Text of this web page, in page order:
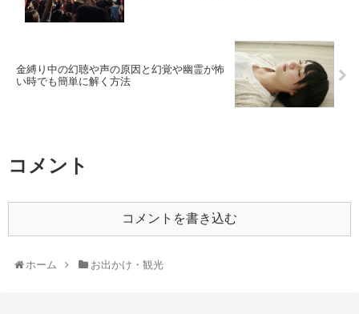
金縛り中の幻聴や声の原因と幻覚や幽霊が怖
い時でも簡単に解く方法
コメント
コメントを書き込む
ホーム お出かけ・観光